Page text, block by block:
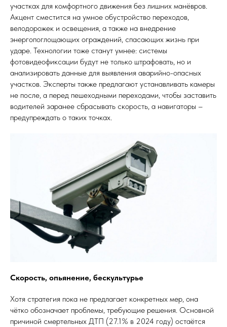
участках для комфортного движения без лишних манёвров.
Акцент сместится на умное обустройство переходов,
велодорожек и освещения, а также на внедрение
энергопоглощающих ограждений, спасающих жизнь при
ударе. Технологии тоже станут умнее: системы
фотовидеофиксации будут не только штрафовать, но и
анализировать данные для выявления аварийно-опасных
участков. Эксперты также предлагают устанавливать камеры
не после, а перед пешеходными переходами, чтобы заставить
водителей заранее сбрасывать скорость, а навигаторы –
предупреждать о таких точках.
Скорость, опьянение, бескультурье
Хотя стратегия пока не предлагает конкретных мер, она
чётко обозначает проблемы, требующие решения. Основной
причиной смертельных ДТП (27.1% в 2024 году) остаётся